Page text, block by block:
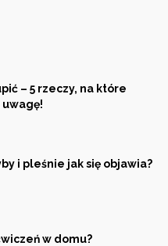
– 5 rzeczy, na które
uwagę!
i pleśnie jak się objawia?
w domu?